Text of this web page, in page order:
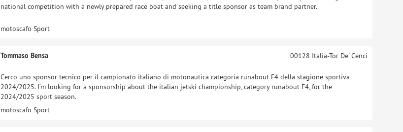
national competition with a newly prepared race boat and seeking a title sponsor as team brand partner.
motoscafo Sport
Tommaso Bensa
Cerco uno sponsor tecnico per il campionato italiano di motonautica categoria runabout F4 della stagione sportiva
2024/2025. I’m looking for a sponsorship about the italian jetski championship, category runabout F4, for the
2024/2025 sport season.
00128 Italia-Tor De' Cenci
motoscafo Sport